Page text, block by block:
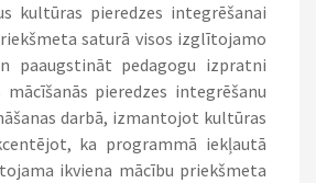
kultūras pieredzes integrēšanai
saturā visos izglītojamo
paaugstināt pedagogu izpratni
pieredzes integrēšanu
darbā, izmantojot kultūras
ka programmā iekļautā
ikviena mācību priekšmeta